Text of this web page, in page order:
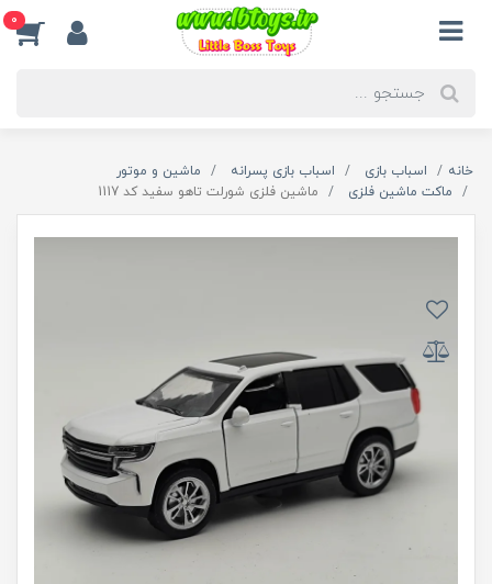
0
خانه اسباب بازی اسباب بازی پسرانه
ماشین و موتور
ماکت ماشین فلزی
ماشین فلزی شورلت تاهو سفید کد 1117